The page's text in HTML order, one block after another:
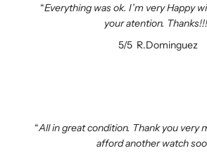
Everything was ok. I’m very Happy
your atention. Thanks!!!
5/5R.Dominguez
All in great condition. Thank you very
afford another watch